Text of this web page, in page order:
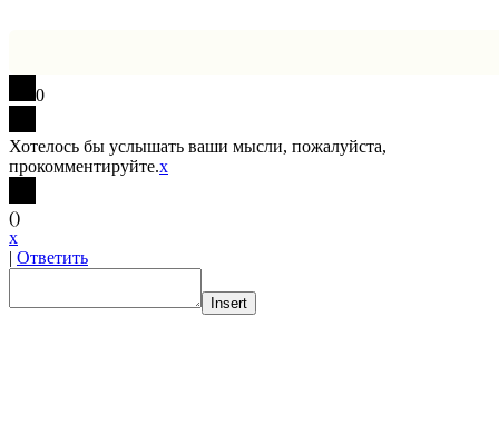
0
Хотелось бы услышать ваши мысли, пожалуйста,
прокомментируйте.x
()
x
Ответить
Insert